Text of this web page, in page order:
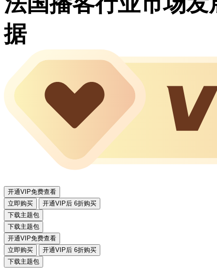
据
开通VIP免费查看
立即购买
开通VIP后 6折购买
下载主题包
下载主题包
开通VIP免费查看
立即购买
开通VIP后 6折购买
下载主题包